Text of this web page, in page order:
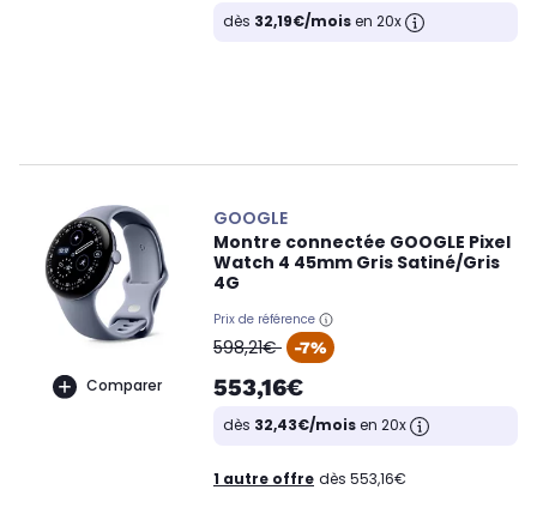
dès 32,19€/moisen 20x
Comparer
GOOGLE
Montre connectée GOOGLE Pixel
Watch 4 45mm Gris Satiné/Gris
4G
Prix de référence
oldPrice
598,21€ -7%
553,16€
dès 32,43€/moisen 20x
1 autre offre dès 553,16€